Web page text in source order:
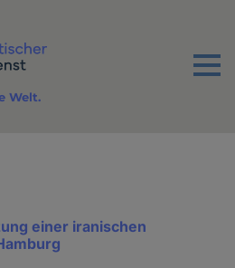
Menu
Welt.
einer iranischen